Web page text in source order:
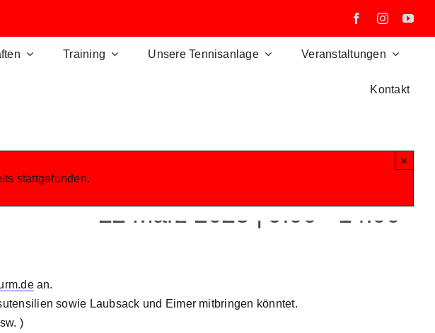
Training Unsere Tennisanlage Veranstaltungen
Kontakt
stattgefunden.
×
22 März 2025 | 9:00-14:00
an.
sowie Laubsack und Eimer mitbringen könntet.
)